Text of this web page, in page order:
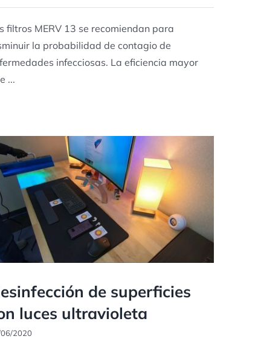
filtros MERV 13 se recomiendan para
la probabilidad de contagio de
infecciosas. La eficiencia mayor
...
de superficies
luces ultravioleta
2020